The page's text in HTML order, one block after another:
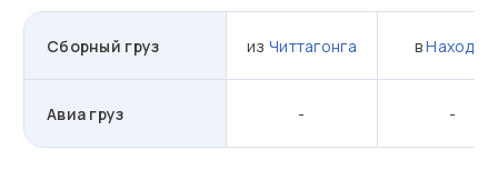
Сборный груз изЧиттагонга вНаходка
Авиа груз - -